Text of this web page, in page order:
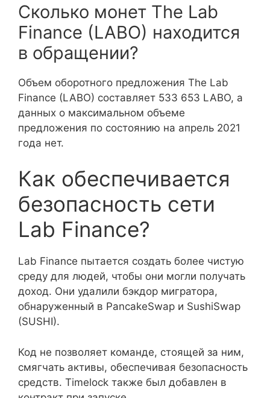
Сколько монет The Lab
Finance (LABO) находится
в обращении?
Объем оборотного предложения The Lab
Finance (LABO) составляет 533 653 LABO, а
данных о максимальном объеме
предложения по состоянию на апрель 2021
года нет.
Как обеспечивается
безопасность сети
Lab Finance?
Lab Finance пытается создать более чистую
среду для людей, чтобы они могли получать
доход. Они удалили бэкдор мигратора,
обнаруженный в PancakeSwap и SushiSwap
(SUSHI).
Код не позволяет команде, стоящей за ним,
смягчать активы, обеспечивая безопасность
средств. Timelock также был добавлен в